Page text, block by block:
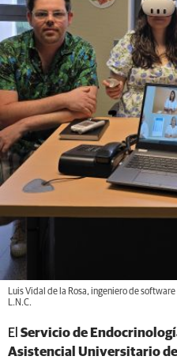
Luis Vidal de la Rosa, ingeniero de
L.N.C.
El Servicio de
Asistencial Universitario